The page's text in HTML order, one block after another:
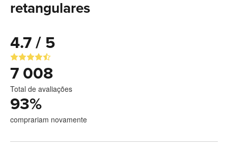
retangulares
4.7 / 5
7 008
Total de avaliações
93%
comprariam novamente